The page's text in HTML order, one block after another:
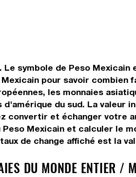
symbole de Peso
pour savoir combien
les monnaies
du sud. La valeur
convertir et échanger votre
Mexicain et calculer le
de change affiché est la
DU MONDE ENTIER /